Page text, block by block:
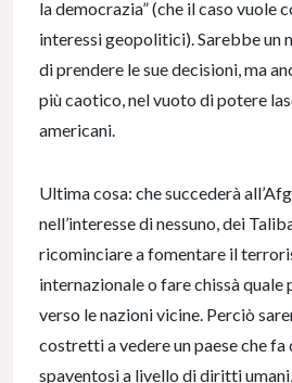
la democrazia” (che il caso vuole
interessi geopolitici). Sarebbe un
di prendere le sue decisioni, ma
più caotico, nel vuoto di potere
americani.
Ultima cosa: che succederà
nell’interesse di nessuno, dei
ricominciare a fomentare il
internazionale o fare chissà
verso le nazioni vicine. Perciò
costretti a vedere un paese che
spaventosi a livello di diritti umani,